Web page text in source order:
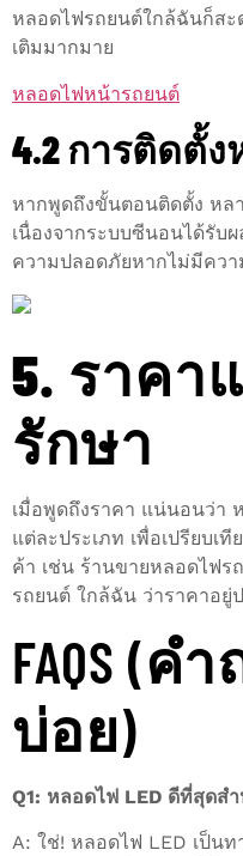
หลอดไฟรถยนต์ใกล้ฉันก็สะ
เติมมากมาย
หลอดไฟหน้ารถยนต์
4.2 การติดตั้
หากพูดถึงขั้นตอนติดตั้ง หล
เนื่องจากระบบซีนอนได้รับ
ความปลอดภัยหากไม่มีควา
5. ราคา
รักษา
เมื่อพูดถึงราคา แน่นอนว่า
แต่ละประเภท เพื่อเปรียบเ
ค้า เช่น ร้านขายหลอดไฟ
รถยนต์ ใกล้ฉัน ว่าราคาอ
FAQS (
บ่อย)
Q1: หลอดไฟ LED ดีที่สุดส
A: ใช่! หลอดไฟ LED เป็นท